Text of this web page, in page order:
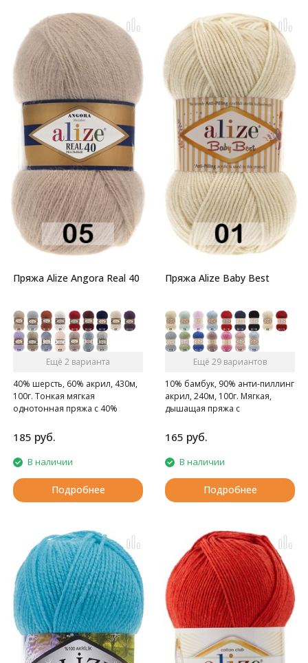
Пряжа Alize Angora Real 40
Ещё 2 варианта
40% шерсть, 60% акрил, 430м,
100г. Тонкая мягкая
однотонная пряжа с 40%
185 руб.
В наличии
Подробнее
Пряжа Alize Baby Best
Ещё 29 вариантов
10% бамбук, 90% анти-пиллинг
акрил, 240м, 100г. Мягкая,
дышащая пряжа с
165 руб.
В наличии
Подробнее